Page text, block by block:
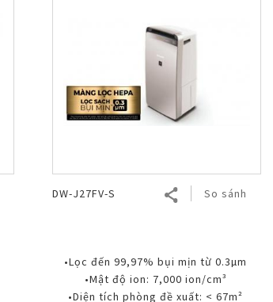
DW-J27FV-S So sánh
•Lọc đến 99,97% bụi mịn từ 0.3µm
•Mật độ ion: 7,000 ion/cm³
•Diện tích phòng đề xuất: < 67m²